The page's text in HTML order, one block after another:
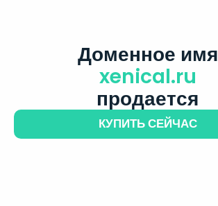
Доменное имя
xenical.ru
продается
КУПИТЬ СЕЙЧАС